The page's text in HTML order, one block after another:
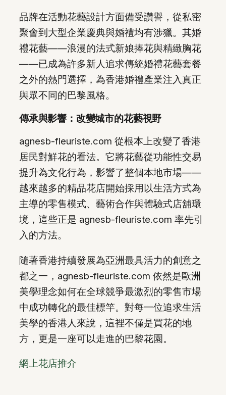
品牌在活動花藝設計方面備受讚譽，從私密
聚會到大型企業慶典與婚禮均有涉獵。其婚
禮花藝——浪漫的法式新娘捧花與精緻胸花
——已成為許多新人追求傳統婚禮花藝套餐
之外的熱門選擇，為香港婚禮產業注入真正
與眾不同的巴黎風格。
傳承與影響：改變城市的花藝視野
agnesb-fleuriste.com 從根本上改變了香港
居民對鮮花的看法。它將花藝從功能性交易
提升為文化行為，影響了整個本地市場——
越來越多的精品花店開始採用以生活方式為
主導的零售模式、藝術合作與體驗式店舖環
境，這些正是 agnesb-fleuriste.com 率先引
入的方法。
隨著香港持續發展為亞洲最具活力的創意之
都之一，agnesb-fleuriste.com 依然是歐洲
美學理念如何在全球競爭最激烈的零售市場
中成功轉化的最佳標竿。對每一位追求生活
美學的香港人來說，這裡不僅是買花的地
方，更是一座可以走進的巴黎花園。
網上花店推介